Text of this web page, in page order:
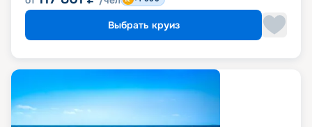
Выбрать круиз